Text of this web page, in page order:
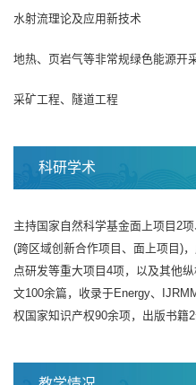
水射流理论及应用新技术
地热、页岩气等非常规绿色能源开
采矿工程、隧道工程
科研学术
主持国家自然科学基金面上项目2
(跨区域创新合作项目、面上项目)
点研发等重大项目4项，以及其他
文100余篇，收录于Energy、
权国家知识产权90余项，出版书籍